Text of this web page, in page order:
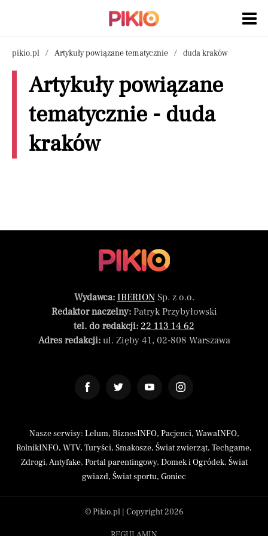
pikio.pl Artykuły powiązane tematycznie duda kraków
Artykuły powiązane
tematycznie - duda
kraków
Wydawca: IBERIONSp. z o.o.
Redaktor naczelny:Patryk Przybyłowski
tel. do redakcji: 22 113 14 62
Adres redakcji:ul. Zięby 41, 02-808 Warszawa
Nasze serwisy: Lelum, BiznesINFO, Pacjenci, WawaINFO,
RolnikINFO, WTV, Turyści, Smakosze, Świat zwierząt, Techgame,
Zdrogi,Antyfake, Portal parentingowy, Domek i Ogródek, Świat
gwiazd, Świat sportu, Goniec
© Pikio.pl | Copyright 2026